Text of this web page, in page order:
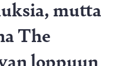
mutta
The
loppuun